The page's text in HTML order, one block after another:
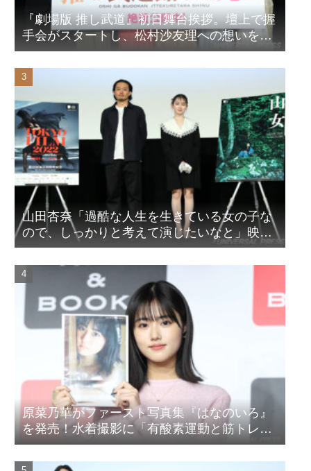
『劇場版 推し武道』初日舞台挨拶。壇上で握
手会がスタートし、松村沙友理への想いをア
ピール！？
山田杏奈「過酷な人生を生きている女の子な
ので、しっかりと考えて演じたいなと」映画
『山女』東京国際映画祭Q&A
原菜乃華がファースト写真集『はなのいろ』
を発売！水着撮影に「有酸素運動と筋トレを
頑張りました」